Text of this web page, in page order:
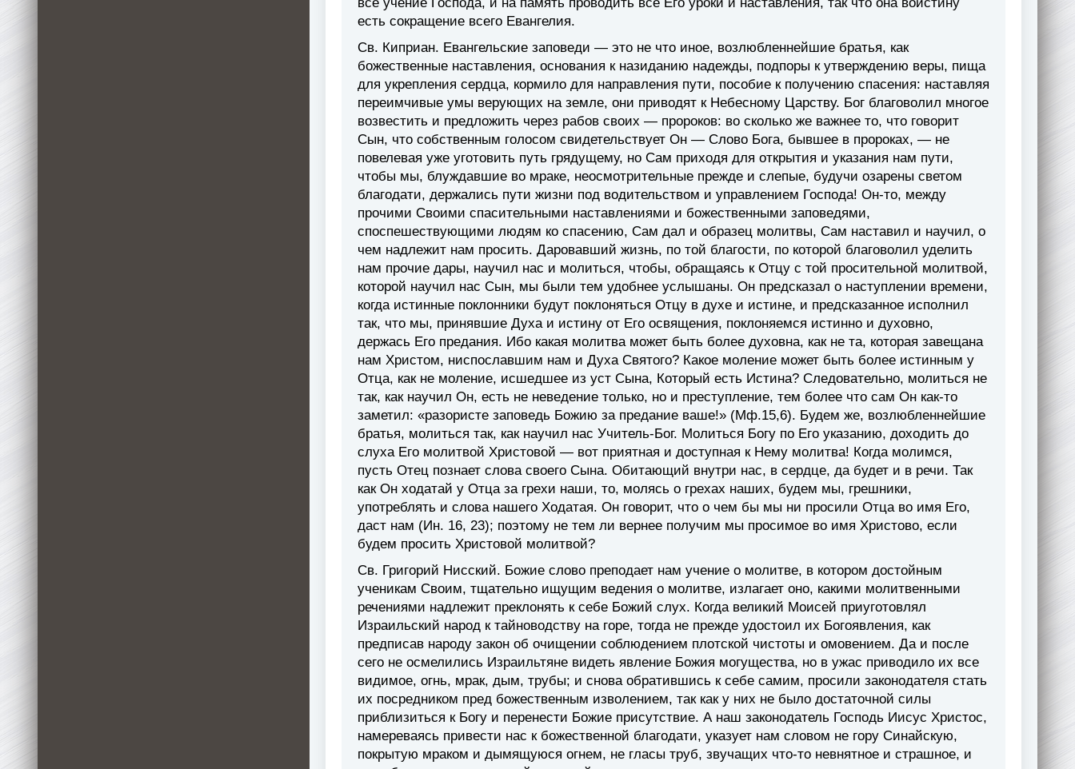
есть сокращение всего Евангелия.
Св. Киприан. Евангельские заповеди — это не что иное, возлюбленнейшие братья, как
божественные наставления, основания к назиданию надежды, подпоры к утверждению веры, пища
для укрепления сердца, кормило для направления пути, пособие к получению спасения: наставляя
переимчивые умы верующих на земле, они приводят к Небесному Царству. Бог благоволил многое
возвестить и предложить через рабов своих — пророков: во сколько же важнее то, что говорит
Сын, что собственным голосом свидетельствует Он — Слово Бога, бывшее в пророках, — не
повелевая уже уготовить путь грядущему, но Сам приходя для открытия и указания нам пути,
чтобы мы, блуждавшие во мраке, неосмотрительные прежде и слепые, будучи озарены светом
благодати, держались пути жизни под водительством и управлением Господа! Он-то, между
прочими Своими спасительными наставлениями и божественными заповедями,
споспешествующими людям ко спасению, Сам дал и образец молитвы, Сам наставил и научил, о
чем надлежит нам просить. Даровавший жизнь, по той благости, по которой благоволил уделить
нам прочие дары, научил нас и молиться, чтобы, обращаясь к Отцу с той просительной молитвой,
которой научил нас Сын, мы были тем удобнее услышаны. Он предсказал о наступлении времени,
когда истинные поклонники будут поклоняться Отцу в духе и истине, и предсказанное исполнил
так, что мы, принявшие Духа и истину от Его освящения, поклоняемся истинно и духовно,
держась Его предания. Ибо какая молитва может быть более духовна, как не та, которая завещана
нам Христом, ниспославшим нам и Духа Святого? Какое моление может быть более истинным у
Отца, как не моление, исшедшее из уст Сына, Который есть Истина? Следовательно, молиться не
так, как научил Он, есть не неведение только, но и преступление, тем более что сам Он как-то
заметил: «разористе заповедь Божию за предание ваше!» (Мф.15,6). Будем же, возлюбленнейшие
братья, молиться так, как научил нас Учитель-Бог. Молиться Богу по Его указанию, доходить до
слуха Его молитвой Христовой — вот приятная и доступная к Нему молитва! Когда молимся,
пусть Отец познает слова своего Сына. Обитающий внутри нас, в сердце, да будет и в речи. Так
как Он ходатай у Отца за грехи наши, то, молясь о грехах наших, будем мы, грешники,
употреблять и слова нашего Ходатая. Он говорит, что о чем бы мы ни просили Отца во имя Его,
даст нам (Ин. 16, 23); поэтому не тем ли вернее получим мы просимое во имя Христово, если
будем просить Христовой молитвой?
Св. Григорий Нисский. Божие слово преподает нам учение о молитве, в котором достойным
ученикам Своим, тщательно ищущим ведения о молитве, излагает оно, какими молитвенными
речениями надлежит преклонять к себе Божий слух. Когда великий Моисей приуготовлял
Израильский народ к тайноводству на горе, тогда не прежде удостоил их Богоявления, как
предписав народу закон об очищении соблюдением плотской чистоты и омовением. Да и после
сего не осмелились Израильтяне видеть явление Божия могущества, но в ужас приводило их все
видимое, огнь, мрак, дым, трубы; и снова обратившись к се­бе самим, просили законодателя стать
их посредником пред божественным изволением, так как у них не было достаточной силы
приблизиться к Богу и перенести Божие присутствие. А наш законодатель Господь Иисус Христос,
намереваясь привести нас к божественной благодати, указует нам словом не гору Синайскую,
покрытую мраком и дымящуюся огнем, не гласы труб, звучащих что-то невнятное и страшное, и